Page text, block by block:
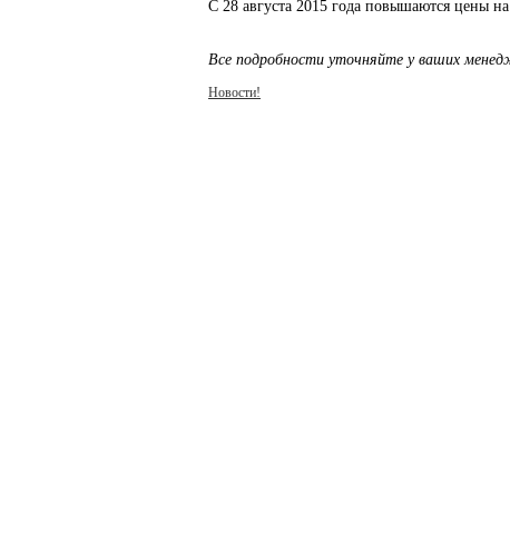
С 28 августа 2015 года повышаются цены
Все подробности уточняйте у ваших
Новости!